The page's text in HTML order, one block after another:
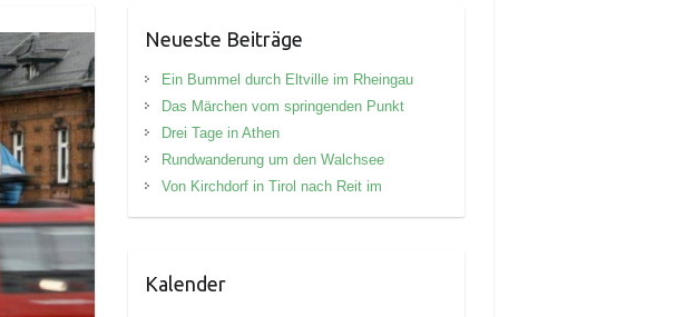
Neueste Beiträge
Ein Bummel durch Eltville im Rheingau
Das Märchen vom springenden Punkt
Drei Tage in Athen
Rundwanderung um den Walchsee
Von Kirchdorf in Tirol nach Reit im
Kalender